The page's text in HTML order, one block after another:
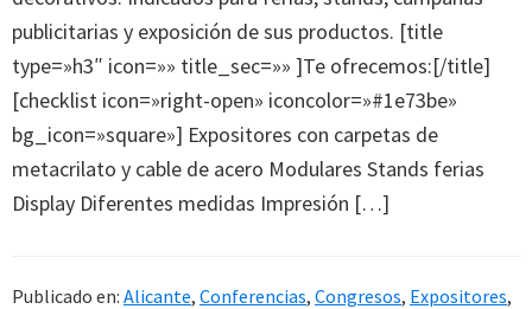
publicitarias y exposición de sus productos. [title
type=»h3″ icon=»» title_sec=»» ]Te ofrecemos:[/title]
[checklist icon=»right-open» iconcolor=»#1e73be»
bg_icon=»square»] Expositores con carpetas de
metacrilato y cable de acero Modulares Stands ferias
Display Diferentes medidas Impresión […]
Publicado en: Alicante, Conferencias, Congresos, Expositores,